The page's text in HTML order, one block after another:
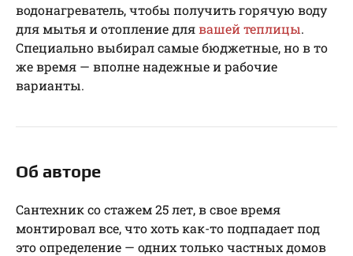
водонагреватель, чтобы получить горячую воду
для мытья и отопление длявашей теплицы.
Специально выбирал самые бюджетные, но в то
же время — вполне надежные и рабочие
варианты.
Об авторе
Сантехник со стажем 25 лет, в свое время
монтировал все, что хоть как-то подпадает под
это определение — одних только частных домов